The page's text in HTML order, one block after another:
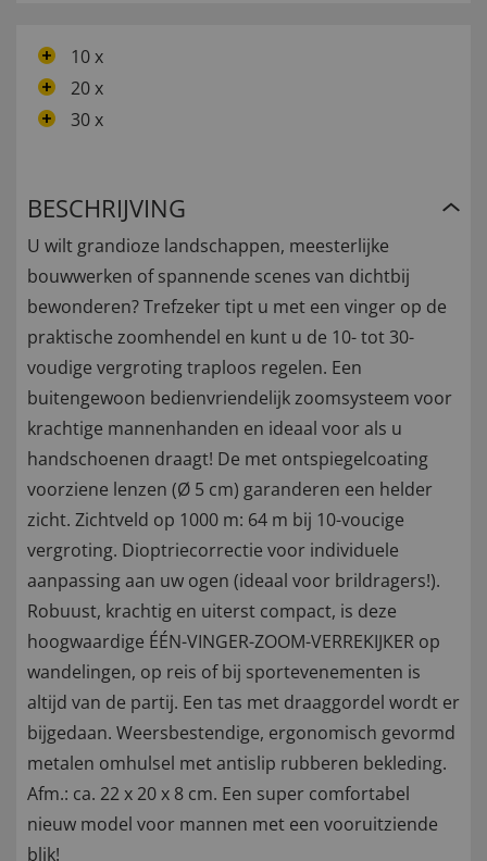
10 x
20 x
30 x
BESCHRIJVING
U wilt grandioze landschappen, meesterlijke
bouwwerken of spannende scenes van dichtbij
bewonderen? Trefzeker tipt u met een vinger op de
praktische zoomhendel en kunt u de 10- tot 30-
voudige vergroting traploos regelen. Een
buitengewoon bedienvriendelijk zoomsysteem voor
krachtige mannenhanden en ideaal voor als u
handschoenen draagt! De met ontspiegelcoating
voorziene lenzen (Ø 5 cm) garanderen een helder
zicht. Zichtveld op 1000 m: 64 m bij 10-voucige
vergroting. Dioptriecorrectie voor individuele
aanpassing aan uw ogen (ideaal voor brildragers!).
Robuust, krachtig en uiterst compact, is deze
hoogwaardige ÉÉN-VINGER-ZOOM-VERREKIJKER op
wandelingen, op reis of bij sportevenementen is
altijd van de partij. Een tas met draaggordel wordt er
bijgedaan. Weersbestendige, ergonomisch gevormd
metalen omhulsel met antislip rubberen bekleding.
Afm.: ca. 22 x 20 x 8 cm. Een super comfortabel
nieuw model voor mannen met een vooruitziende
blik!